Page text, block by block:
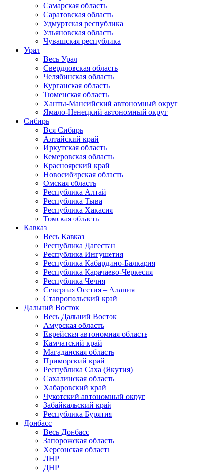
Самарская область
Саратовская область
Удмуртская республика
Ульяновская область
Чувашская республика
Урал
Весь Урал
Свердловская область
Челябинская область
Курганская область
Тюменская область
Ханты-Мансийский автономный округ
Ямало-Ненецкий автономный округ
Сибирь
Вся Сибирь
Алтайский край
Иркутская область
Кемеровская область
Красноярский край
Новосибирская область
Омская область
Республика Алтай
Республика Тыва
Республика Хакасия
Томская область
Кавказ
Весь Кавказ
Республика Дагестан
Республика Ингушетия
Республика Кабардино-Балкария
Республика Карачаево-Черкесия
Республика Чечня
Северная Осетия – Алания
Ставропольский край
Дальний Восток
Весь Дальний Восток
Амурская область
Еврейская автономная область
Камчатский край
Магаданская область
Приморский край
Республика Саха (Якутия)
Сахалинская область
Хабаровский край
Чукотский автономный округ
Забайкальский край
Республика Бурятия
Донбасс
Весь Донбасс
Запорожская область
Херсонская область
ЛНР
ДНР